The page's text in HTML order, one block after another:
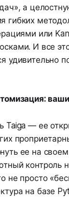
а
гибких
или
И все
удивительно
Taiga — ее
ее на
контроль
не просто
на базе